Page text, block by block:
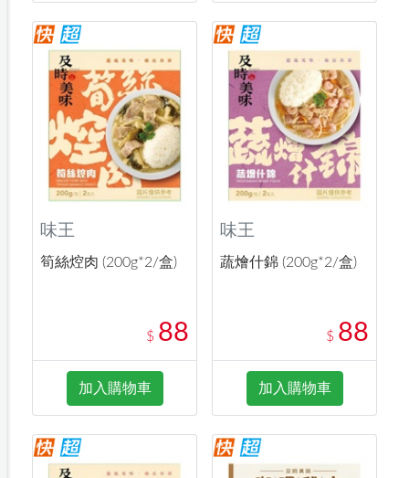
味王
筍絲焢肉 (200g*2/盒)
$ 88
加入購物車
味王
蔬燴什錦 (200g*2/盒)
$ 88
加入購物車